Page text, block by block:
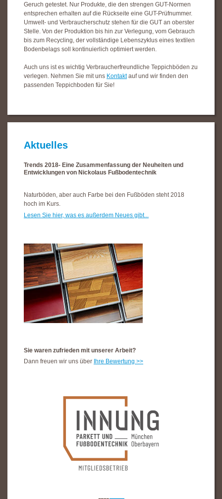
Geruch getestet. Nur Produkte, die den strengen GUT-Normen
entsprechen erhalten auf die Rückseite eine GUT-Prüfnummer.
Umwelt- und Verbraucherschutz stehen für die GUT an oberster
Stelle. Von der Produktion bis hin zur Verlegung, vom Gebrauch
bis zum Recycling, der vollständige Lebenszyklus eines textilen
Bodenbelags soll kontinuierlich optimiert werden.
Auch uns ist es wichtig Verbraucherfreundliche Teppichböden zu
verlegen. Nehmen Sie mit uns Kontaktauf und wir finden den
passenden Teppichboden für Sie!
Aktuelles
Trends 2018- Eine Zusammenfassung der Neuheiten und
Entwicklungen von Nickolaus Fußbodentechnik
Naturböden, aber auch Farbe bei den Fußböden steht 2018
hoch im Kurs.
Lesen Sie hier, was es außerdem Neues gibt...
Sie waren zufrieden mit unserer Arbeit?
Dann freuen wir uns über Ihre Bewertung >>